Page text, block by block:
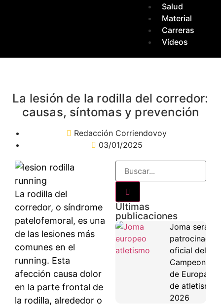
Salud
Material
Carreras
Vídeos
La lesión de la rodilla del corredor:
causas, síntomas y prevención
Redacción Corriendovoy
03/01/2025
La rodilla del
corredor, o síndrome
patelofemoral, es una
de las lesiones más
comunes en el
running. Esta
afección causa dolor
en la parte frontal de
la rodilla, alrededor o
Últimas
publicaciones
Joma será
patrocinador
oficial del
Campeonato
de Europa
de atletismo
2026